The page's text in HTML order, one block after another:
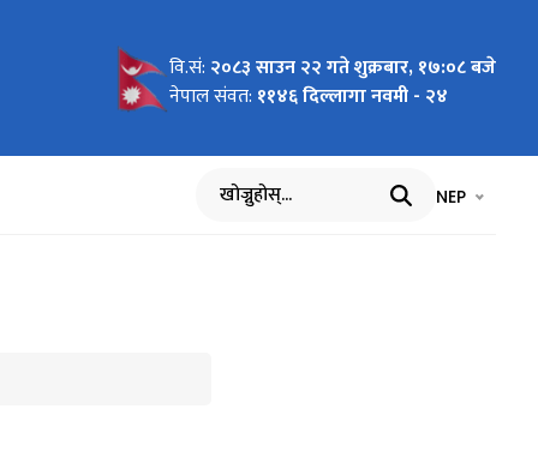
वि.सं: २०८३ साउन २२ गते शुक्रबार, १७:०८ बजे
नेपाल संवत: ११४६ दिल्लागा नवमी - २४
खोज्नुहोस् भाषा चयन
NEP